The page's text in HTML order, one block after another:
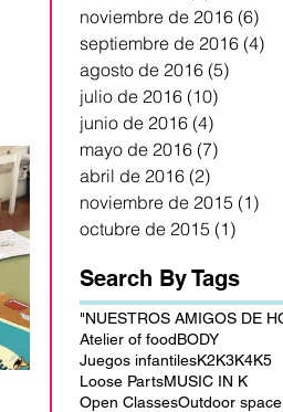
noviembre de 2016 (6)
septiembre de 2016 (4)
agosto de 2016 (5)
julio de 2016 (10)
junio de 2016 (4)
mayo de 2016 (7)
abril de 2016 (2)
noviembre de 2015 (1)
octubre de 2015 (1)
Search By Tags
Atelier of foodBODY
Juegos infantilesK2K3K4K5
Loose PartsMUSIC IN K
Open ClassesOutdoor space